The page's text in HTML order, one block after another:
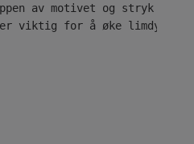
av motivet og stryk i
viktig for å øke